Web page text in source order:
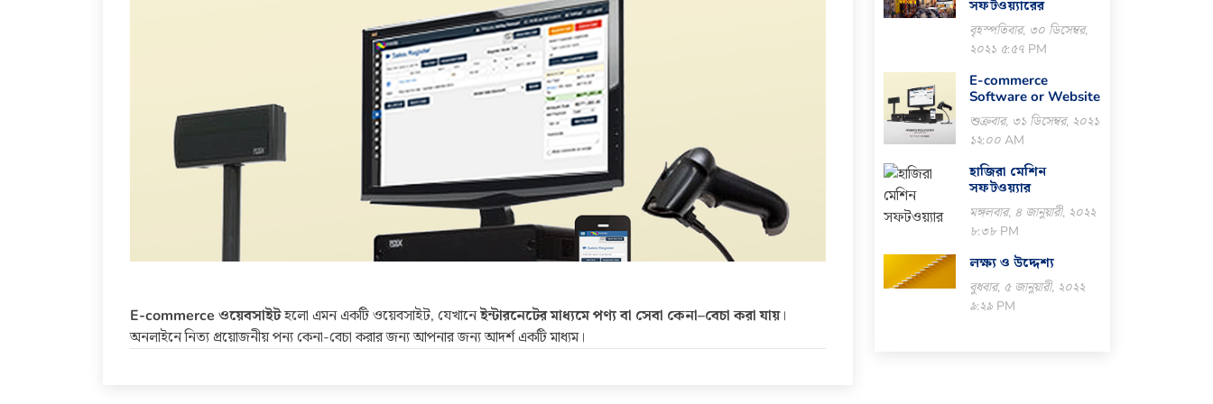
E-commerce ওয়েবসাইটহলো এমন একটি ওয়েবসাইট, যেখানেইন্টারনেটের মাধ্যমে পণ্য বা সেবা কেনা–বেচা করা যায়।
অনলাইনে নিত্য প্রয়োজনীয় পন্য কেনা-বেচা করার জন্য আপনার জন্য আদর্শ একটি মাধ্যম।
সফটওয়্যারের
বৃহস্পতিবার, ৩০ ডিসেম্বর,
২০২১ ৫:৫৭ PM
E-commerce
Software or Website
শুক্রবার, ৩১ ডিসেম্বর, ২০২১
১২:০০ AM
হাজিরা মেশিন
সফটওয়্যার
মঙ্গলবার, ৪ জানুয়ারী, ২০২২
৮:৩৮ PM
লক্ষ্য ও উদ্দেশ্য
বুধবার, ৫ জানুয়ারী, ২০২২
৯:২৯ PM